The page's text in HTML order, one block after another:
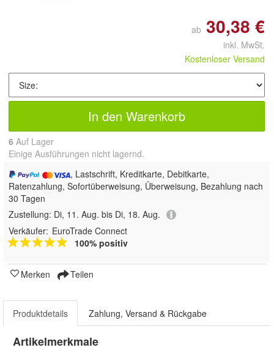
ab 30,38 €
inkl. MwSt.
Kostenloser Versand
In den Warenkorb
6 Auf Lager
Einige Ausführungen nicht lagernd.
, Lastschrift, Kreditkarte, Debitkarte,
Ratenzahlung, Sofortüberweisung, Überweisung, Bezahlung nach
30 Tagen
Zustellung: Di, 11. Aug. bis Di, 18. Aug.
Verkäufer: EuroTrade Connect
100% positiv
Merken Teilen
Produktdetails Zahlung, Versand & Rückgabe
Artikelmerkmale